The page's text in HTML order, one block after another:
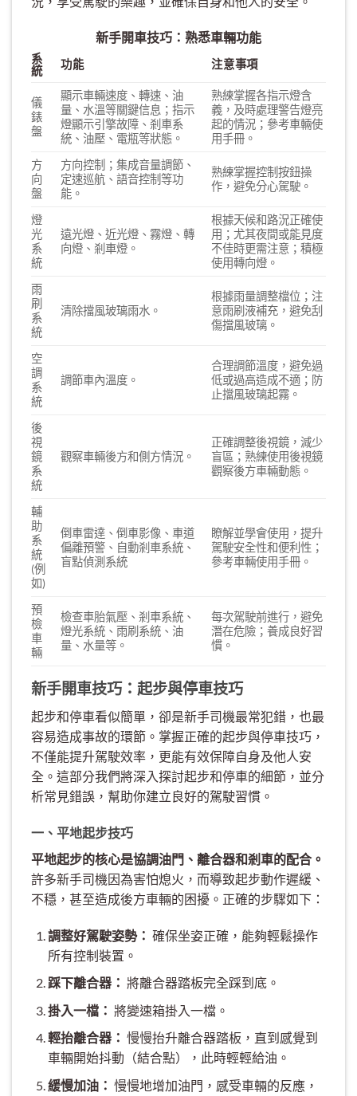
新手開車技巧：熟悉車輛功能
系
統
功能 注意事項
儀
錶
盤
顯示車輛速度、轉速、油
量、水溫等關鍵信息；指示
燈顯示引擎故障、剎車系
統、油壓、電瓶等狀態。
熟練掌握各指示燈含
義，及時處理警告燈亮
起的情況；參考車輛使
用手冊。
方
向
盤
方向控制；集成音量調節、
定速巡航、語音控制等功
能。
熟練掌握控制按鈕操
作，避免分心駕駛。
燈
光
系
統
遠光燈、近光燈、霧燈、轉
向燈、剎車燈。
根據天候和路況正確使
用；尤其夜間或能見度
不佳時更需注意；積極
使用轉向燈。
雨
刷
系
統
清除擋風玻璃雨水。
根據雨量調整檔位；注
意雨刷液補充，避免刮
傷擋風玻璃。
空
調
系
統
調節車內溫度。
合理調節溫度，避免過
低或過高造成不適；防
止擋風玻璃起霧。
後
視
鏡
系
統
觀察車輛後方和側方情況。
正確調整後視鏡，減少
盲區；熟練使用後視鏡
觀察後方車輛動態。
輔
助
系
統
(例
如)
倒車雷達、倒車影像、車道
偏離預警、自動剎車系統、
盲點偵測系統
瞭解並學會使用，提升
駕駛安全性和便利性；
參考車輛使用手冊。
預
檢
車
輛
檢查車胎氣壓、剎車系統、
燈光系統、雨刷系統、油
量、水量等。
每次駕駛前進行，避免
潛在危險；養成良好習
慣。
新手開車技巧：起步與停車技巧
起步和停車看似簡單，卻是新手司機最常犯錯，也最
容易造成事故的環節。掌握正確的起步與停車技巧，
不僅能提升駕駛效率，更能有效保障自身及他人安
全。這部分我們將深入探討起步和停車的細節，並分
析常見錯誤，幫助你建立良好的駕駛習慣。
一、平地起步技巧
平地起步的核心是協調油門、離合器和剎車的配合。
許多新手司機因為害怕熄火，而導致起步動作遲緩、
不穩，甚至造成後方車輛的困擾。正確的步驟如下：
調整好駕駛姿勢： 確保坐姿正確，能夠輕鬆操作
所有控制裝置。
踩下離合器： 將離合器踏板完全踩到底。
掛入一檔： 將變速箱掛入一檔。
輕抬離合器： 慢慢抬升離合器踏板，直到感覺到
車輛開始抖動（結合點），此時輕輕給油。
緩慢加油： 慢慢地增加油門，感受車輛的反應，